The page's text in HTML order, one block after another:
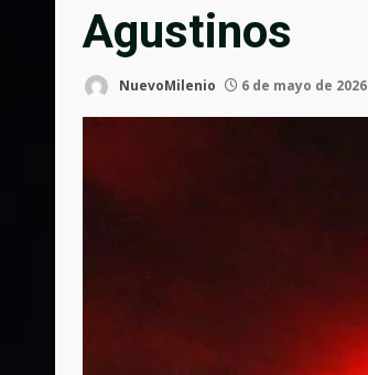
Agustinos
NuevoMilenio 6 de mayo de 2026